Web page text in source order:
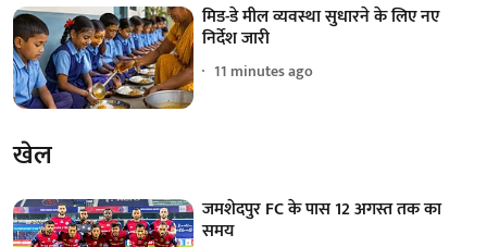
मिड-डे मील व्यवस्था सुधारने के लिए नए
निर्देश जारी
11 minutes ago
खेल
जमशेदपुर FC के पास 12 अगस्त तक का
समय